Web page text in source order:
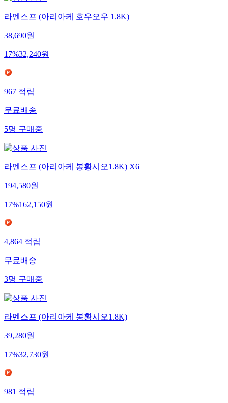
라멘스프 (아리아케 호우오우 1.8K)
38,690원
17%32,240원
967적립
무료배송
5명구매중
라멘스프 (아리아케 봉황시오1.8K) X6
194,580원
17%162,150원
4,864적립
무료배송
3명구매중
라멘스프 (아리아케 봉황시오1.8K)
39,280원
17%32,730원
981적립